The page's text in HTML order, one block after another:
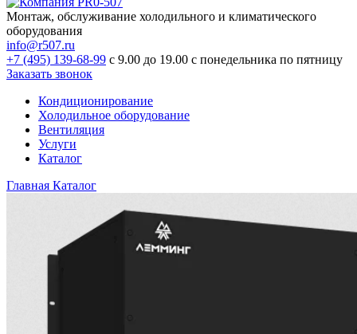
Монтаж, обслуживание холодильного и климатического
оборудования
info@r507.ru
+7 (495) 139-68-99 с 9.00 до 19.00 с понедельника по пятницу
Заказать звонок
Кондиционирование
Холодильное оборудование
Вентиляция
Услуги
Каталог
Главная Каталог